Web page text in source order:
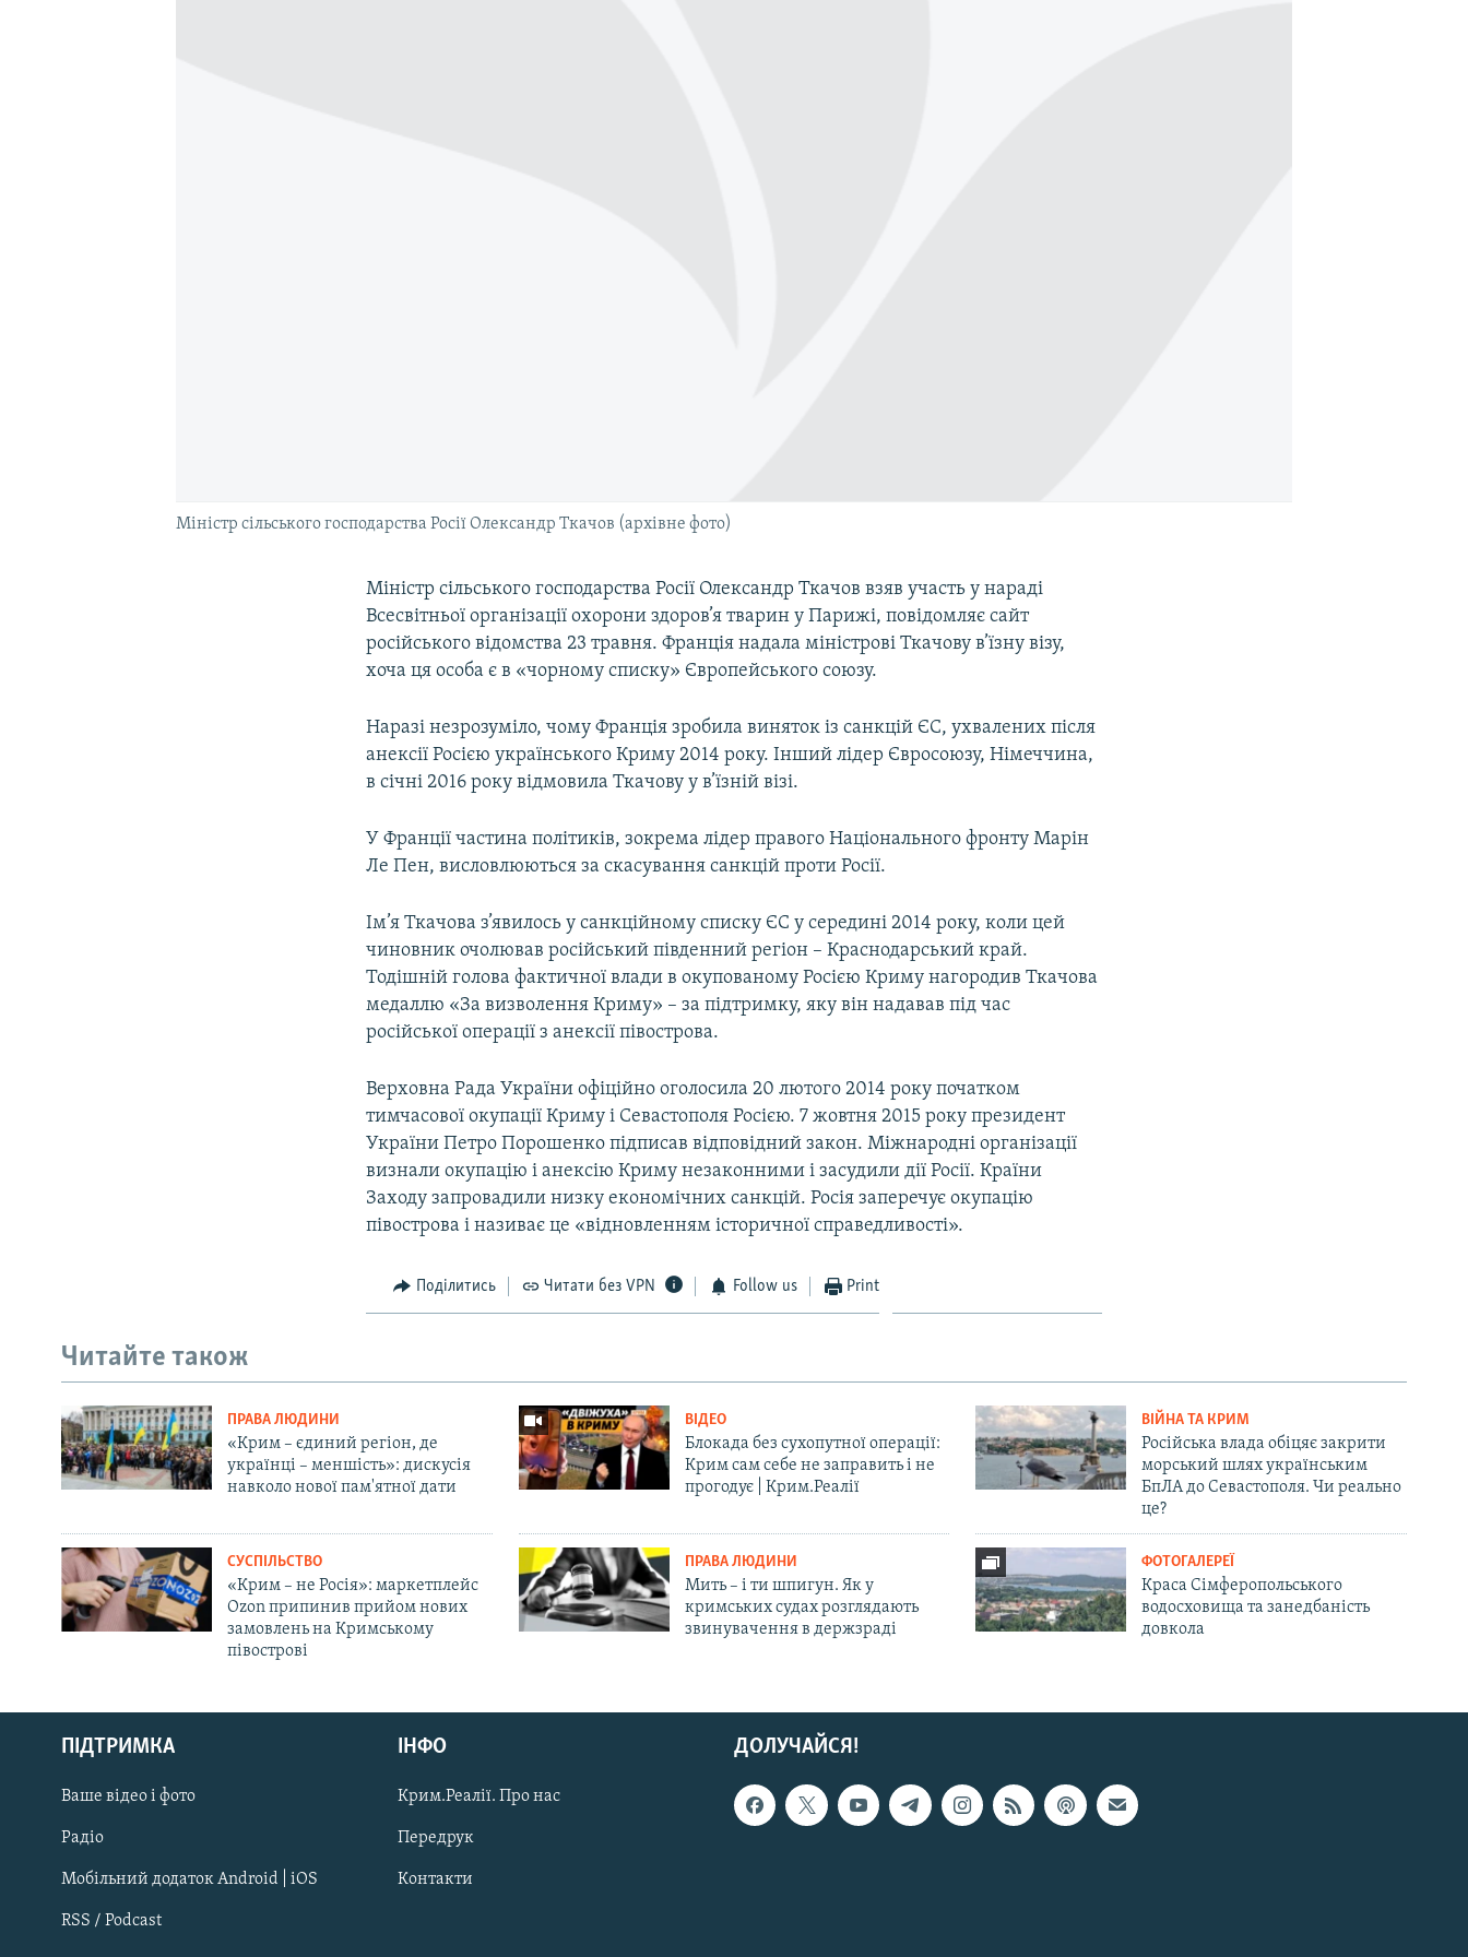
Русский
Qırımtatar
ДОЛУЧАЙСЯ!
Міністр сільського господарства Росії Олександр Ткачов (архівне фото)
Міністр сільського господарства Росії Олександр Ткачов взяв участь у нараді
Всесвітньої організації охорони здоров’я тварин у Парижі, повідомляє сайт
російського відомства 23 травня. Франція надала міністрові Ткачову в’їзну візу,
хоча ця особа є в «чорному списку» Європейського союзу.
Наразі незрозуміло, чому Франція зробила виняток із санкцій ЄС, ухвалених після
анексії Росією українського Криму 2014 року. Інший лідер Євросоюзу, Німеччина,
в січні 2016 року відмовила Ткачову у в’їзній візі.
У Франції частина політиків, зокрема лідер правого Національного фронту Марін
Ле Пен, висловлюються за скасування санкцій проти Росії.
Ім’я Ткачова з’явилось у санкційному списку ЄС у середині 2014 року, коли цей
чиновник очолював російський південний регіон – Краснодарський край.
Тодішній голова фактичної влади в окупованому Росією Криму нагородив Ткачова
медаллю «За визволення Криму» – за підтримку, яку він надавав під час
російської операції з анексії півострова.
Верховна Рада України офіційно оголосила 20 лютого 2014 року початком
тимчасової окупації Криму і Севастополя Росією. 7 жовтня 2015 року президент
України Петро Порошенко підписав відповідний закон. Міжнародні організації
визнали окупацію і анексію Криму незаконними і засудили дії Росії. Країни
Заходу запровадили низку економічних санкцій. Росія заперечує окупацію
півострова і називає це «відновленням історичної справедливості».
Поділитись Читати без VPN Follow us Print
Читайте також
ПРАВА ЛЮДИНИ
«Крим – єдиний регіон, де
українці – меншість»: дискусія
навколо нової пам'ятної дати
ВІДЕО
Блокада без сухопутної операції:
Крим сам себе не заправить і не
прогодує | Крим.Реалії
ВІЙНА ТА КРИМ
Російська влада обіцяє закрити
морський шлях українським
БпЛА до Севастополя. Чи реально
це?
СУСПІЛЬСТВО
«Крим – не Росія»: маркетплейс
Ozon припинив прийом нових
замовлень на Кримському
півострові
ПРАВА ЛЮДИНИ
Мить – і ти шпигун. Як у
кримських судах розглядають
звинувачення в держзраді
ФОТОГАЛЕРЕЇ
Краса Сімферопольського
водосховища та занедбаність
довкола
ДОЛУЧАЙСЯ!
ПІДТРИМКА
Ваше відео і фото
Радіо
Мобільний додаток Android | iOS
RSS / Podcast
ІНФО
Крим.Реалії. Про нас
Передрук
Контакти